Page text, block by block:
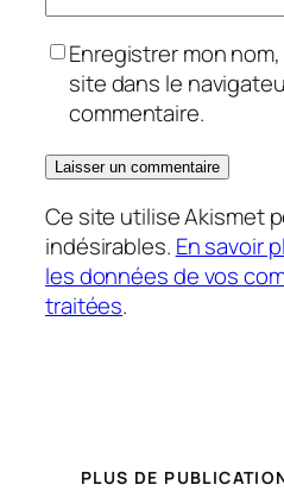
Enregistrer mon
site dans le
commentaire.
Ce site utilise Akismet
indésirables. En savoir
les données de vos
traitées.
PLUS DE